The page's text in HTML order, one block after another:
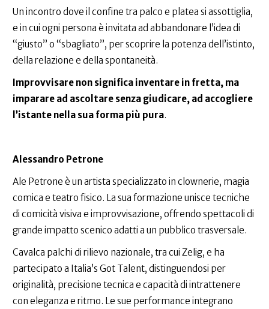
Un incontro dove il confine tra palco e platea si assottiglia,
e in cui ogni persona è invitata ad abbandonare l’idea di
“giusto” o “sbagliato”, per scoprire la potenza dell’istinto,
della relazione e della spontaneità.
Improvvisare non significa inventare in fretta, ma
imparare ad ascoltare senza giudicare, ad accogliere
l’istante nella sua forma più pura.
Alessandro Petrone
Ale Petrone è un artista specializzato in clownerie, magia
comica e teatro fisico. La sua formazione unisce tecniche
di comicità visiva e improvvisazione, offrendo spettacoli di
grande impatto scenico adatti a un pubblico trasversale.
Cavalca palchi di rilievo nazionale, tra cui Zelig, e ha
partecipato a Italia’s Got Talent, distinguendosi per
originalità, precisione tecnica e capacità di intrattenere
con eleganza e ritmo. Le sue performance integrano